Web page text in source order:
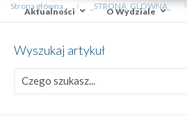
Aktualności O Wydziale
Strona główna _STRONA_GLOWNA_
Wyszukaj artykuł